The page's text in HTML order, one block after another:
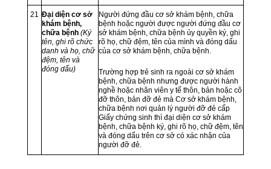
21 Đại diện cơ sở
khám bệnh,
chữa bệnh (Ký
tên, ghi rõ chức
danh và họ, chữ
đệm, tên và
đóng dấu)
Người đứng đầu cơ sở khám bệnh, chữa
bệnh hoặc người được người đứng đầu cơ
sở khám bệnh, chữa bệnh ủy quyền ký, ghi
rõ họ, chữ đệm, tên của mình và đóng dấu
của cơ sở khám bệnh, chữa bệnh.
Trường hợp trẻ sinh ra ngoài cơ sở khám
bệnh, chữa bệnh nhưng được người hành
nghề hoặc nhân viên y tế thôn, bản hoặc cô
đỡ thôn, bản đỡ đẻ mà Cơ sở khám bệnh,
chữa bệnh nơi quản lý người đỡ đẻ cấp
Giấy chứng sinh thì đại diện cơ sở khám
bệnh, chữa bệnh ký, ghi rõ họ, chữ đệm, tên
và đóng dấu trên cơ sở có xác nhận của
người đỡ đẻ.